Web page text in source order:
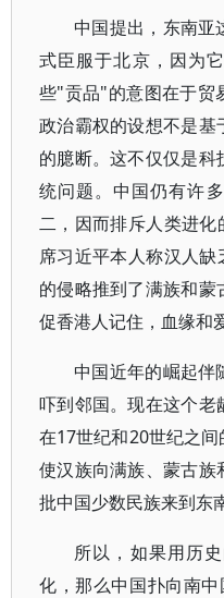
中国提出，东南亚
式臣服于北京，因为
些"贡品"的意图在于贸
政治霸权的设想不是基
的臆断。这不仅仅是科
统问题。中国仍有许
二，因而排斥人类进
席习近平本人称汉人
的侵略推到了满族和
促香港人记住，血缘和
中国近年的崛起伴
吓到邻国。现在这个
在17世纪和20世纪之
使汉族向满族、蒙古族
批中国少数民族来到东
所以，如果用历
化，那么中国扑向南